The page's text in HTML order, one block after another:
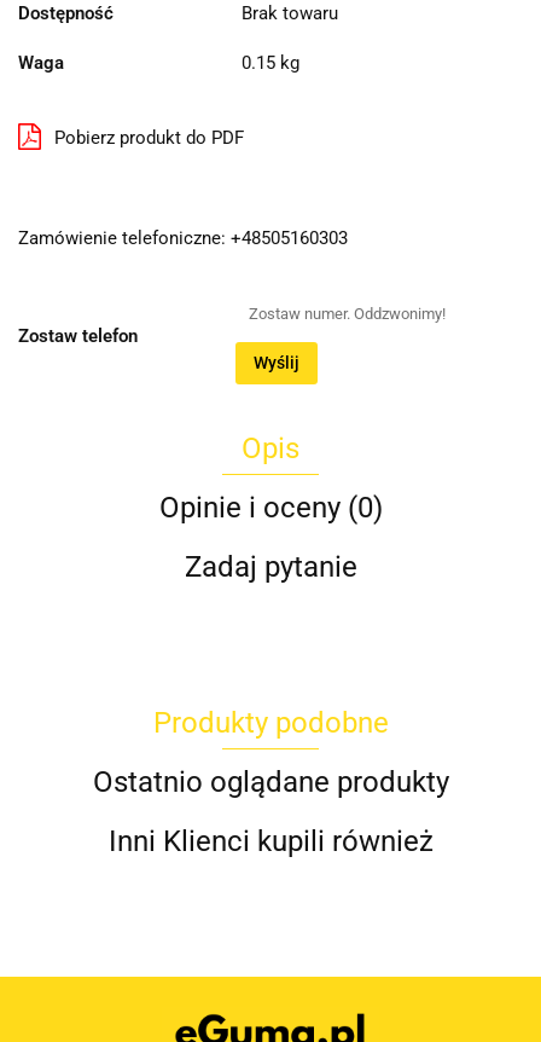
Dostępność Brak towaru
Waga 0.15 kg
Pobierz produkt do PDF
Zamówienie telefoniczne: +48505160303
Zostaw telefon
Wyślij
Opis
Opinie i oceny (0)
Zadaj pytanie
Produkty podobne
Ostatnio oglądane produkty
Inni Klienci kupili również